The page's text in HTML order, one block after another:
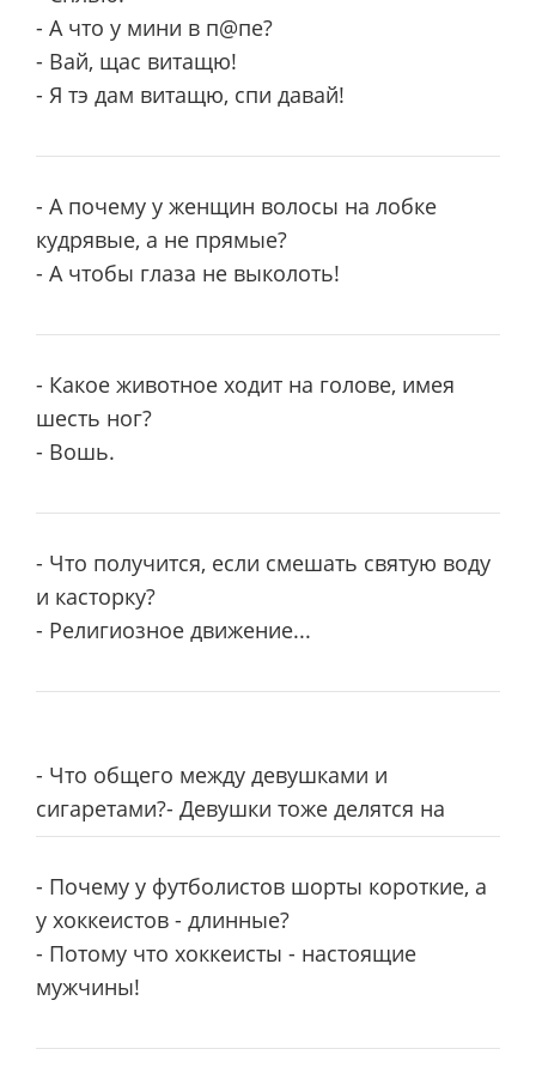
- А что у мини в п@пе?
- Вай, щас витащю!
- Я тэ дам витащю, спи давай!
- А почему у женщин волосы на лобке
кудрявые, а не прямые?
- А чтобы глаза не выколоть!
- Какое животное ходит на голове, имея
шесть ног?
- Вошь.
- Что получится, если смешать святую воду
и касторку?
- Религиозное движение...
- Что общего между девушками и
сигаретами?- Девушки тоже делятся на
- Почему у футболистов шорты короткие, а
у хоккеистов - длинные?
- Потому что хоккеисты - настоящие
мужчины!